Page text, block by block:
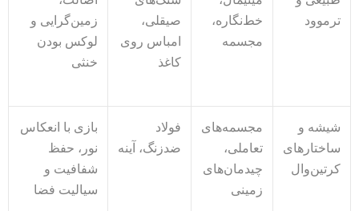
ترموود
خط‌نگاره،
مجسمه
صیقلی،
امباس روی
کاغذ
زمین‌گرایی و
لوکس بودن
خنثی
شیشه و
ساختارهای
کرتین‌وال
مجسمه‌های
تعاملی،
چیدمان‌های
زمینی
فولاد
ضدزنگ، آینه
بازی با انعکاس
نور، حفظ
شفافیت و
سیالیت فضا